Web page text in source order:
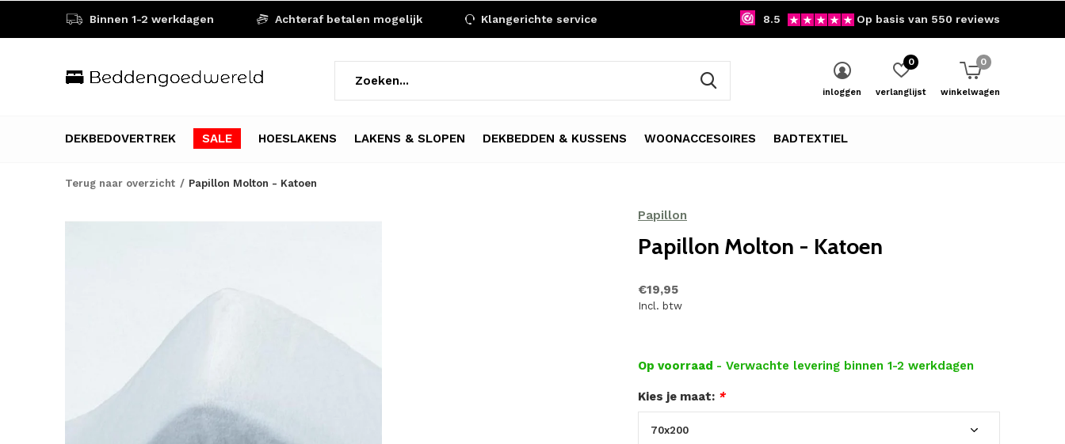
DEKBEDOVERTREK SALE HOESLAKENS LAKENS & SLOPEN DEKBEDDEN & KUSSENS WOONACCESOIRES BADTEXTIEL
inloggen verlanglijst
0
winkelwagen
0
Binnen 1-2 werkdagen Achteraf betalen mogelijk Klangerichte service 8.5 Op basis van 550 reviews
Terug naar overzicht Papillon Molton - Katoen
Papillon
Papillon Molton - Katoen
€19,95
Incl. btw
Op voorraad - Verwachte levering binnen 1-2 werkdagen
Kies je maat: *